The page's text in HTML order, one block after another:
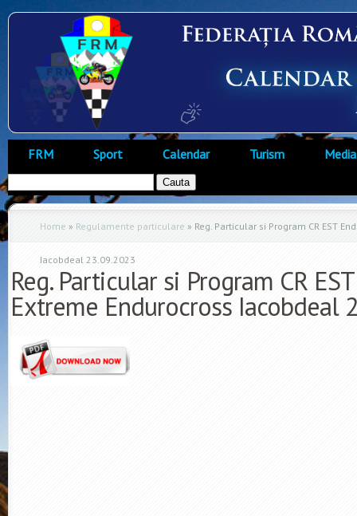
FRM Sport Calendar Turism Media
Home » Regulamente particulare » Reg. Particular si Program CR EST
Iacobdeal 23.09.2023
Reg. Particular si Program CR
Extreme Endurocross Iacobdeal